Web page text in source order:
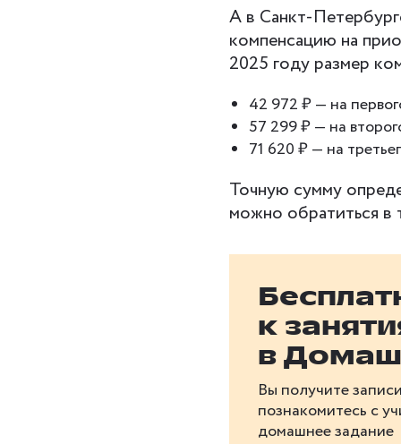
А в Санкт-
компенсацию на
2025 году размер
42 972 ₽ — на
57 299 ₽ — на
71 620 ₽ — на
Точную сумму
можно обратиться в
к
в
Вы получите
познакомитесь с
домашнее задание